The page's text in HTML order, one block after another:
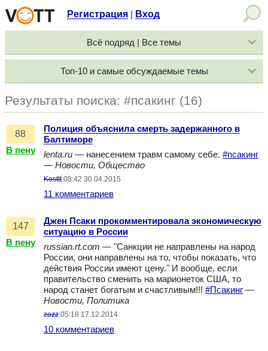
Регистрация Вход
Всё подряд | Все темы
Топ-10 и самые обсуждаемые темы
Результаты поиска: #псакинг (16)
88
В пену
Полиция объяснила смерть задержанного в
Балтиморе
lenta.ru — нанесением травм самому себе. #псакинг
— Новости, Общество
Kosttt 08:42 30.04.2015
11 комментариев
147
В пену
Джен Псаки прокомментировала экономическую
ситуацию в России
russian.rt.com — "Санкции не направлены на народ
России, они направлены на то, чтобы показать, что
действия России имеют цену." И вообще, если
правительство сменить на марионеток США, то
народ станет богатым и счастливым!!! #Псакинг —
Новости, Политика
zozz 05:18 17.12.2014
10 комментариев